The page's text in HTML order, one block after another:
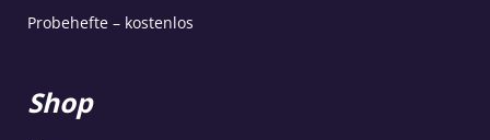
Probehefte – kostenlos
Shop